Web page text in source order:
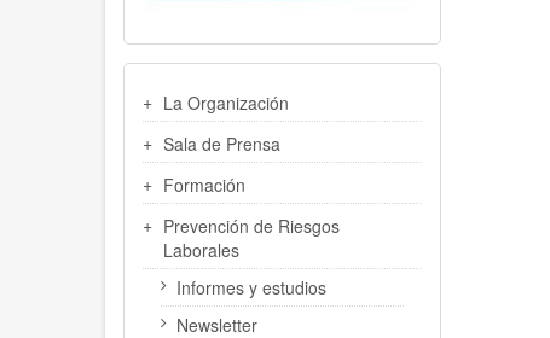
LATERAL
La Organización
Sala de Prensa
Formación
Prevención de Riesgos
Laborales
Informes y estudios
Newsletter